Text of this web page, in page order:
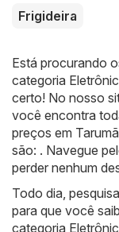
Frigideira
Está procurando
categoria
certo! No nosso
você encontra
preços em
são: . Navegue
perder nenhum
Todo dia,
para que você
categoria